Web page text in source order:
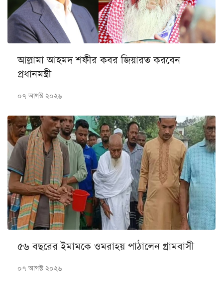
আল্লামা আহমদ শফীর কবর জিয়ারত করবেন
প্রধানমন্ত্রী
০৭ আগস্ট ২০২৬
৫৬ বছরের ইমামকে ওমরাহয় পাঠালেন গ্রামবাসী
০৭ আগস্ট ২০২৬